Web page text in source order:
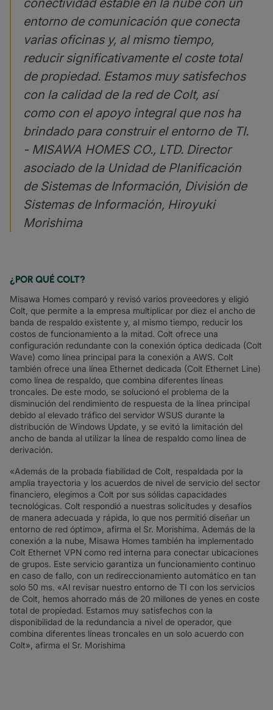
conectividad estable en la nube con un
entorno de comunicación que conecta
varias oficinas y, al mismo tiempo,
reducir significativamente el coste total
de propiedad. Estamos muy satisfechos
con la calidad de la red de Colt, así
como con el apoyo integral que nos ha
brindado para construir el entorno de TI.
- MISAWA HOMES CO., LTD. Director
asociado de la Unidad de Planificación
de Sistemas de Información, División de
Sistemas de Información, Hiroyuki
Morishima
¿POR QUÉ COLT?
Misawa Homes comparó y revisó varios proveedores y eligió
Colt, que permite a la empresa multiplicar por diez el ancho de
banda de respaldo existente y, al mismo tiempo, reducir los
costos de funcionamiento a la mitad. Colt ofrece una
configuración redundante con la conexión óptica dedicada (Colt
Wave) como línea principal para la conexión a AWS. Colt
también ofrece una línea Ethernet dedicada (Colt Ethernet Line)
como línea de respaldo, que combina diferentes líneas
troncales. De este modo, se solucionó el problema de la
disminución del rendimiento de respuesta de la línea principal
debido al elevado tráfico del servidor WSUS durante la
distribución de Windows Update, y se evitó la limitación del
ancho de banda al utilizar la línea de respaldo como línea de
derivación.
«Además de la probada fiabilidad de Colt, respaldada por la
amplia trayectoria y los acuerdos de nivel de servicio del sector
financiero, elegimos a Colt por sus sólidas capacidades
tecnológicas. Colt respondió a nuestras solicitudes y desafíos
de manera adecuada y rápida, lo que nos permitió diseñar un
entorno de red óptimo», afirma el Sr. Morishima. Además de la
conexión a la nube, Misawa Homes también ha implementado
Colt Ethernet VPN como red interna para conectar ubicaciones
de grupos. Este servicio garantiza un funcionamiento continuo
en caso de fallo, con un redireccionamiento automático en tan
solo 50 ms. «Al revisar nuestro entorno de TI con los servicios
de Colt, hemos ahorrado más de 20 millones de yenes en coste
total de propiedad. Estamos muy satisfechos con la
disponibilidad de la redundancia a nivel de operador, que
combina diferentes líneas troncales en un solo acuerdo con
Colt», afirma el Sr. Morishima